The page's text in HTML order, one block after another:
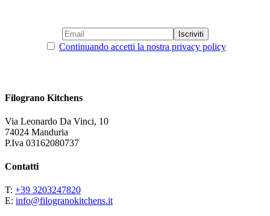
Continuando accetti la nostra privacy policy
Filograno Kitchens
Via Leonardo Da Vinci, 10
74024 Manduria
P.Iva 03162080737
Contatti
T: +39 3203247820
E: info@filogranokitchens.it